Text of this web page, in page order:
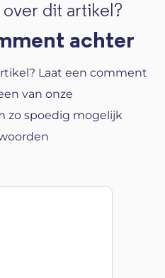
dit artikel?
achter
Laat een comment
van onze
zo spoedig mogelijk